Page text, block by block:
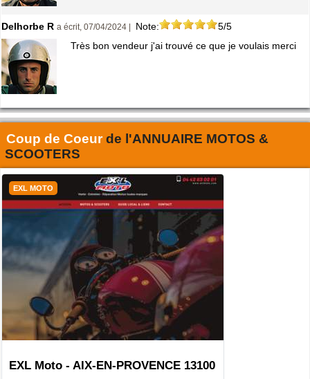
Delhorbe R a écrit, 07/04/2024 | Note:
5/5
Très bon vendeur j'ai trouvé ce que je voulais merci
Coup de Coeurde l'ANNUAIRE MOTOS &
SCOOTERS
EXL MOTO
EXL Moto - AIX-EN-PROVENCE 13100